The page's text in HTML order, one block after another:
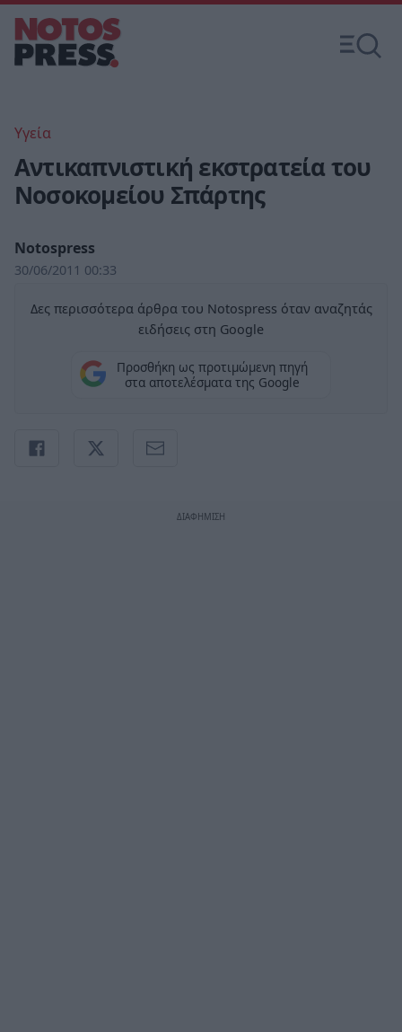
Υγεία
Αντικαπνιστική εκστρατεία του
Νοσοκομείου Σπάρτης
Notospress
30/06/2011 00:33
Δες περισσότερα άρθρα του Notospress όταν αναζητάς
ειδήσεις στη Google
Προσθήκη ως προτιμώμενη πηγή
στα αποτελέσματα της Google